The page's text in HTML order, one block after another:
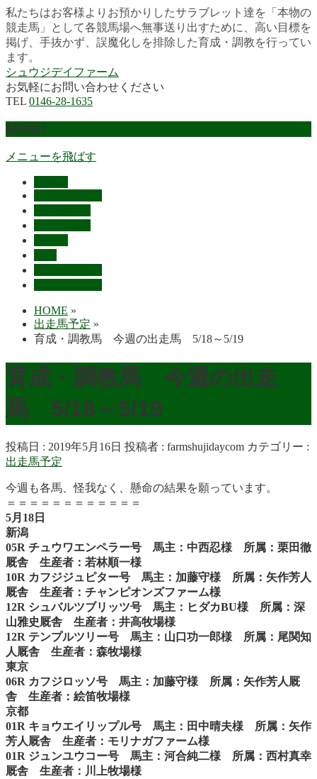
私たちはお客様よりお預かりしたサラブレット達を「本物の
競走馬」として各競馬場へ無事送り出すために、高い目標を
掲げ、手抜かず、誤魔化しを排除した育成・調教を行ってい
ます。
シュウジデイファーム
お気軽にお問い合わせください
TEL 0146-28-1635
MENU
メニューを飛ばす
HOME »
出走馬予定 »
育成・調教馬 今週の出走馬 5/18～5/19
育成・調教馬 今週の出走
馬 5/18～5/19
投稿日 : 2019年5月16日 投稿者 : farmshujidaycom カテゴリー :
出走馬予定
今週も各馬、怪我なく、懸命の結果を願っています。
＝＝＝＝＝＝＝＝＝＝＝＝
5月18日
新潟
05R チュウワエンペラー号 馬主：中西忍様 所属：栗田徹
厩舎 生産者：若林順一様
10R カフジジュピター号 馬主：加藤守様 所属：矢作芳人
厩舎 生産者：チャンピオンズファーム様
12R シュバルツブリッツ号 馬主：ヒダカBU様 所属：深
山雅史厩舎 生産者：井高牧場様
12R テンプルツリー号 馬主：山口功一郎様 所属：尾関知
人厩舎 生産者：森牧場様
東京
06R カフジロッソ号 馬主：加藤守様 所属：矢作芳人厩
舎 生産者：絵笛牧場様
京都
01R キョウエイリップル号 馬主：田中晴夫様 所属：矢作
芳人厩舎 生産者：モリナガファーム様
01R ジュンユウコー号 馬主：河合純二様 所属：西村真幸
厩舎 生産者：川上牧場様